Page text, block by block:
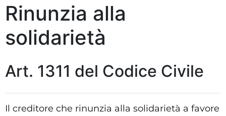
Rinunzia alla
solidarietà
Art. 1311 del Codice Civile
Il creditore che rinunzia alla solidarietà a favore